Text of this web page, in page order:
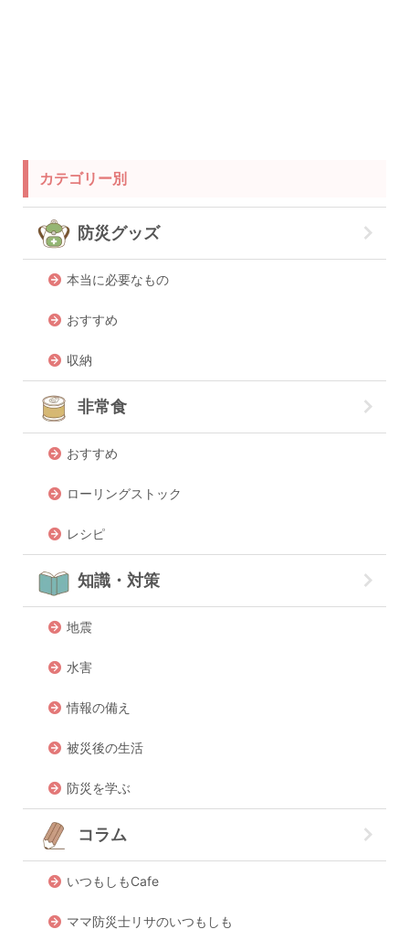
カテゴリー別
防災グッズ
本当に必要なもの
おすすめ
収納
非常食
おすすめ
ローリングストック
レシピ
知識・対策
地震
水害
情報の備え
被災後の生活
防災を学ぶ
コラム
いつもしもCafe
ママ防災士リサのいつもしも